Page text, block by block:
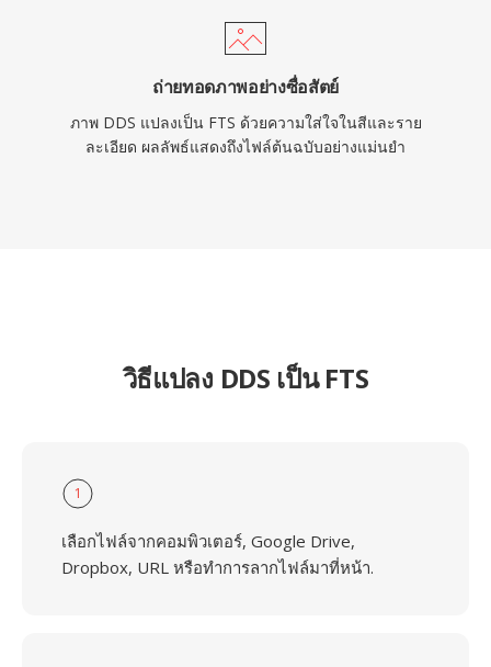
ถ่ายทอดภาพอย่างซื่อสัตย์
ภาพ DDS แปลงเป็น FTS ด้วยความใส่ใจในสีและราย
ละเอียด ผลลัพธ์แสดงถึงไฟล์ต้นฉบับอย่างแม่นยำ
วิธีแปลง DDS เป็น FTS
1
เลือกไฟล์จากคอมพิวเตอร์, Google Drive,
Dropbox, URL หรือทำการลากไฟล์มาที่หน้า.